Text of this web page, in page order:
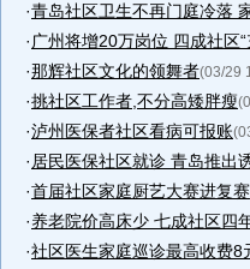
·青岛社区卫生不再门庭冷落
· 广州将增20万岗位 四成社区“
·那辉社区文化的领舞者(03/29
·挑社区工作者,不分高矮胖瘦
·泸州医保者社区看病可报账
· 居民医保社区就诊 青岛推出
·首届社区家庭厨艺大赛进复赛
·养老院价高床少 七成社区四
·社区医生家庭巡诊最高收费8